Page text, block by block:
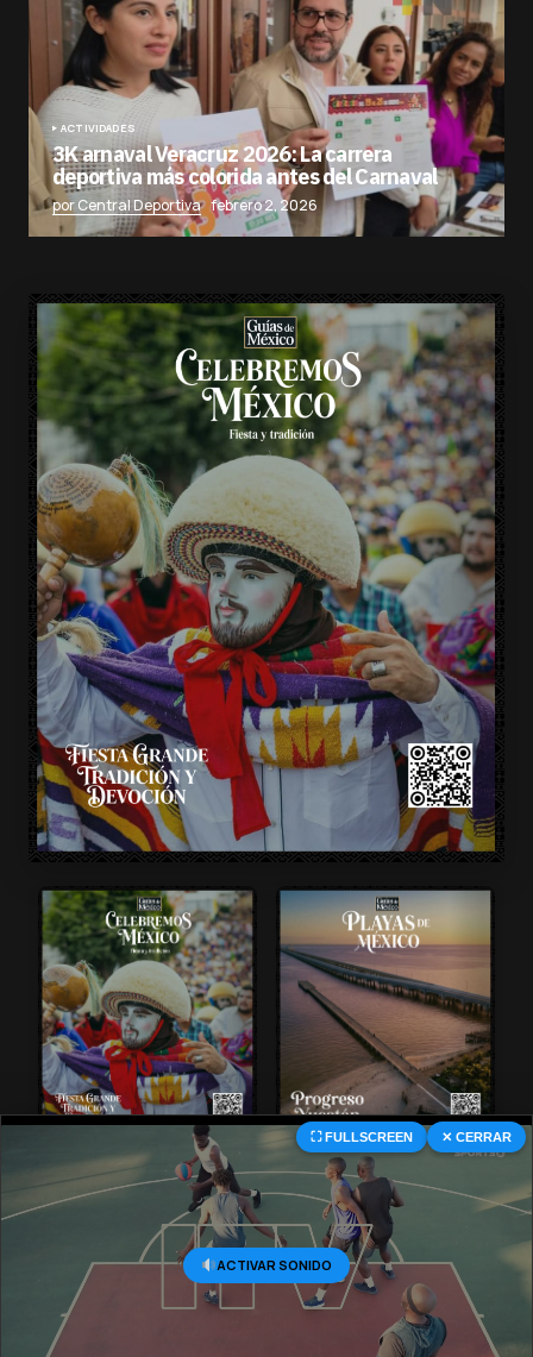
ACTIVIDADES
3K arnaval Veracruz 2026: La carrera
deportiva más colorida antes del Carnaval
por Central Deportiva febrero 2, 2026
⛶ FULLSCREEN ✕ CERRAR
ACTIVAR SONIDO
© 2026 Central Deportiva MX. All Rights Reserved.